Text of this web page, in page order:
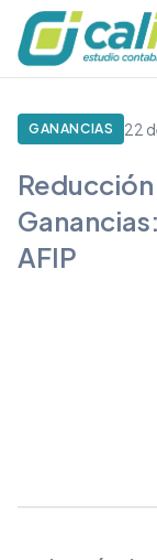
GANANCIAS 22
AFIP